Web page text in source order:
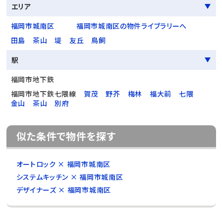
エリア
福岡市城南区
福岡市城南区の物件ライブラリーへ
田島
茶山 堤 友丘
鳥飼
駅
福岡市地下鉄
福岡市地下鉄七隈線
賀茂 野芥 梅林 福大前
七隈
金山
茶山 別府
似た条件で物件を探す
オートロック × 福岡市城南区
システムキッチン × 福岡市城南区
デザイナーズ × 福岡市城南区